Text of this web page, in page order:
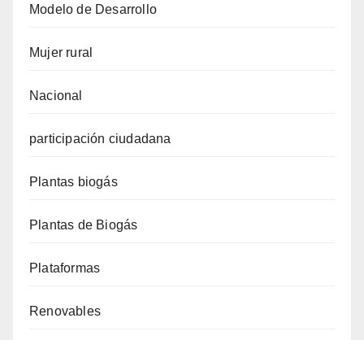
Modelo de Desarrollo
Mujer rural
Nacional
participación ciudadana
Plantas biogás
Plantas de Biogás
Plataformas
Renovables